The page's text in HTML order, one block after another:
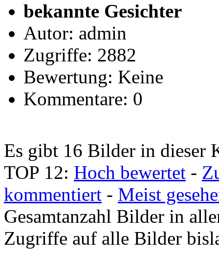
bekannte Gesichter
Autor: admin
Zugriffe: 2882
Bewertung: Keine
Kommentare: 0
Es gibt 16 Bilder in dieser
TOP 12: Hoch bewertet -
kommentiert - Meist
Gesamtanzahl Bilder in
Zugriffe auf alle Bilder